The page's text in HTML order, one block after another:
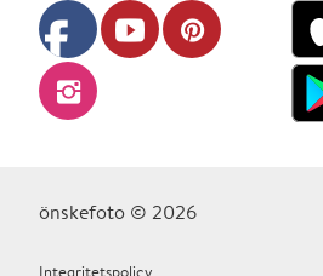
facebook youtube pinterest
instagram
önskefoto © 2026
Integritetspolicy